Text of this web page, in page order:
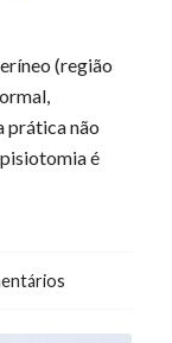
(região
prática não
é